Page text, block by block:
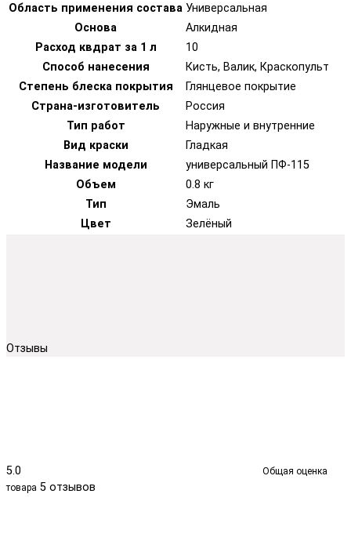
Область применения состава Универсальная
Основа
Алкидная
Расход квдрат за 1 л
10
Способ нанесения
Кисть, Валик, Краскопульт
Степень блеска покрытия
Глянцевое покрытие
Страна-изготовитель
Россия
Тип работ
Наружные и внутренние
Вид краски
Гладкая
Название модели
универсальный ПФ-115
Объем
0.8 кг
Тип
Эмаль
Цвет
Зелёный
Отзывы
5.0
Общая оценка
товара 5 отзывов